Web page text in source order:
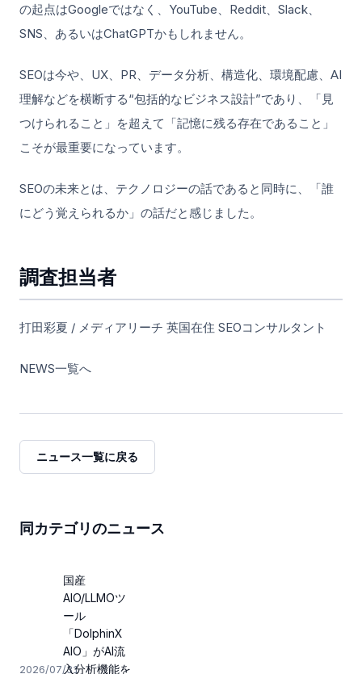
の起点はGoogleではなく、YouTube、Reddit、Slack、
SNS、あるいはChatGPTかもしれません。
SEOは今や、UX、PR、データ分析、構造化、環境配慮、AI
理解などを横断する“包括的なビジネス設計”であり、「見
つけられること」を超えて「記憶に残る存在であること」
こそが最重要になっています。
SEOの未来とは、テクノロジーの話であると同時に、「誰
にどう覚えられるか」の話だと感じました。
調査担当者
打田彩夏 / メディアリーチ 英国在住 SEOコンサルタント
NEWS一覧へ
ニュース一覧に戻る
同カテゴリのニュース
2026/07/31
国産
AIO/LLMOツ
ール
「DolphinX
AIO」がAI流
入分析機能を